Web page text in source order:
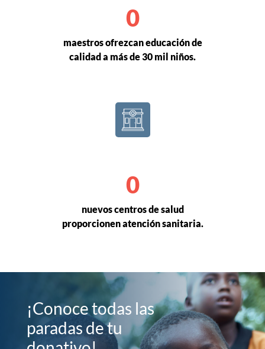
0
maestros ofrezcan educación de
calidad a más de 30 mil niños.
0
nuevos centros de salud
proporcionen atención sanitaria.
¡Conoce todas las
paradas de tu